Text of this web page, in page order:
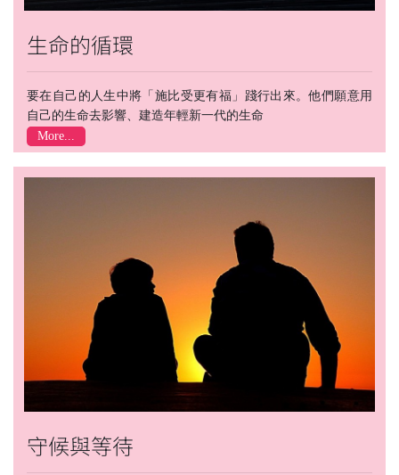
生命的循環
要在自己的人生中將「施比受更有福」踐行出來。他們願意用
自己的生命去影響、建造年輕新一代的生命
More...
守候與等待